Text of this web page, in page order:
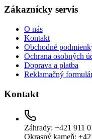
Zákaznícky servis
O nás
Kontakt
Obchodné
Ochrana osobných
Doprava a platba
Reklamačný
Kontakt
Záhrady: +421 911
Okrasný kameň: